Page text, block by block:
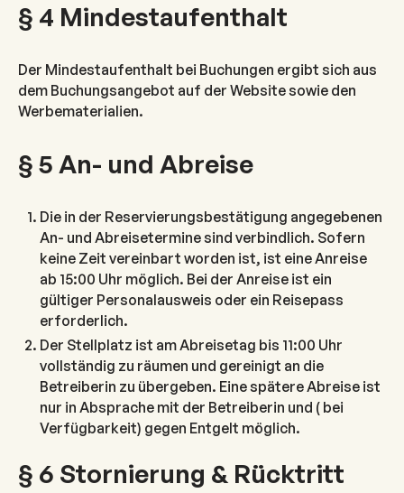
§ 4 Mindestaufenthalt
Der Mindestaufenthalt bei Buchungen ergibt sich aus
dem Buchungsangebot auf der Website sowie den
Werbematerialien.
§ 5 An- und Abreise
Die in der Reservierungsbestätigung angegebenen
An- und Abreisetermine sind verbindlich. Sofern
keine Zeit vereinbart worden ist, ist eine Anreise
ab 15:00 Uhr möglich. Bei der Anreise ist ein
gültiger Personalausweis oder ein Reisepass
erforderlich.
Der Stellplatz ist am Abreisetag bis 11:00 Uhr
vollständig zu räumen und gereinigt an die
Betreiberin zu übergeben. Eine spätere Abreise ist
nur in Absprache mit der Betreiberin und ( bei
Verfügbarkeit) gegen Entgelt möglich.
§ 6 Stornierung & Rücktritt